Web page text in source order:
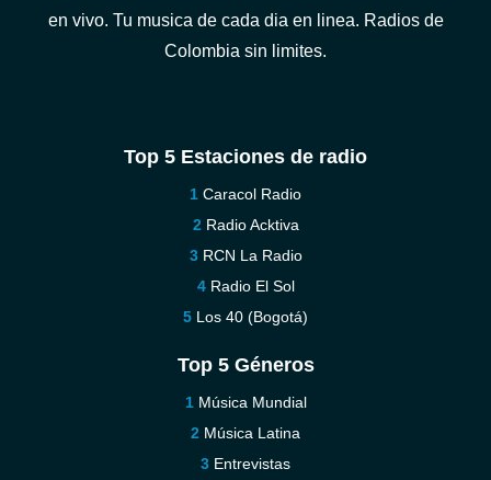
en vivo. Tu musica de cada dia en linea. Radios de
Colombia sin limites.
Top 5 Estaciones de radio
Caracol Radio
Radio Acktiva
RCN La Radio
Radio El Sol
Los 40 (Bogotá)
Top 5 Géneros
Música Mundial
Música Latina
Entrevistas